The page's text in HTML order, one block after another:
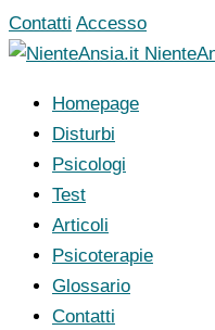
Vai
al
Contatti Accesso
Homepage
Disturbi
Psicologi
Test
Articoli
Psicoterapie
Glossario
Contatti